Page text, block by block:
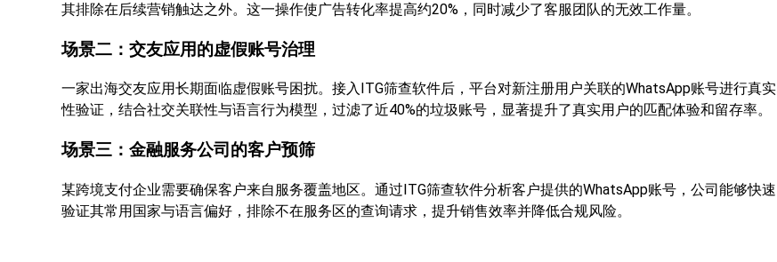
其排除在后续营销触达之外。这一操作使广告转化率提高约20%，同时减少了客服团队的无效工作量。
场景二：交友应用的虚假账号治理
一家出海交友应用长期面临虚假账号困扰。接入ITG筛查软件后，平台对新注册用户关联的WhatsApp账号进行真实
性验证，结合社交关联性与语言行为模型，过滤了近40%的垃圾账号，显著提升了真实用户的匹配体验和留存率。
场景三：金融服务公司的客户预筛
某跨境支付企业需要确保客户来自服务覆盖地区。通过ITG筛查软件分析客户提供的WhatsApp账号，公司能够快速
验证其常用国家与语言偏好，排除不在服务区的查询请求，提升销售效率并降低合规风险。